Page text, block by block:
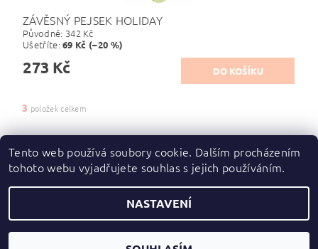
ZÁVĚSNÝ PEJSEK HOLIDAY
Původně: 342 Kč
Ušetříte:69 Kč (–20 %)
273 Kč
3 položek celkem
Zboží.cz | Heureka.cz
2026 ©dupydup, všechna práva vyhrazena
Vytvořil Shoptet
Tento web používá soubory cookie. Dalším procházením
tohoto webu vyjadřujete souhlas s jejich používáním.
NASTAVENÍ